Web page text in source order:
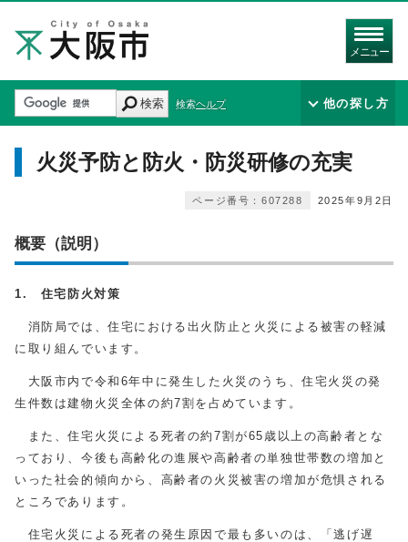
メニュー
検索 検索ヘルプ 他の探し方
火災予防と防火・防災研修の充実
2025年9月2日
ページ番号：607288
概要（説明）
1. 住宅防火対策
消防局では、住宅における出火防止と火災による被害の軽減
に取り組んでいます。
大阪市内で令和6年中に発生した火災のうち、住宅火災の発
生件数は建物火災全体の約7割を占めています。
また、住宅火災による死者の約7割が65歳以上の高齢者とな
っており、今後も高齢化の進展や高齢者の単独世帯数の増加と
いった社会的傾向から、高齢者の火災被害の増加が危惧される
ところであります。
住宅火災による死者の発生原因で最も多いのは、「逃げ遅